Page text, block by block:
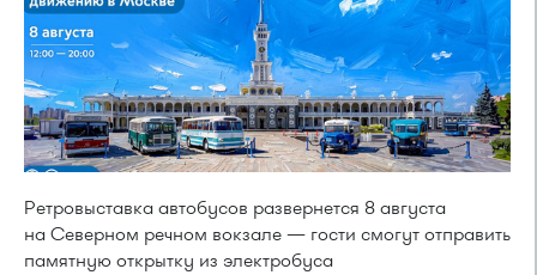
Ретровыставка автобусов развернется 8 августа
на Северном речном вокзале — гости смогут отправить
памятную открытку из электробуса